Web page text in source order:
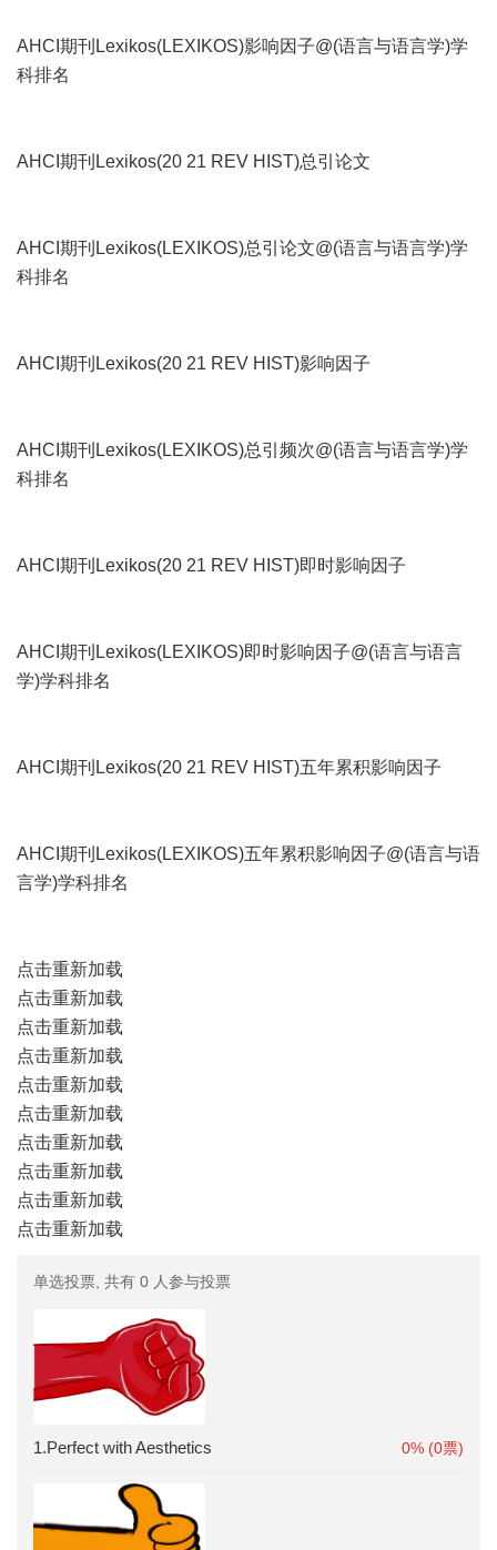
AHCI期刊Lexikos(LEXIKOS)影响因子@(语言与语言学)学
科排名
AHCI期刊Lexikos(20 21 REV HIST)总引论文
AHCI期刊Lexikos(LEXIKOS)总引论文@(语言与语言学)学
科排名
AHCI期刊Lexikos(20 21 REV HIST)影响因子
AHCI期刊Lexikos(LEXIKOS)总引频次@(语言与语言学)学
科排名
AHCI期刊Lexikos(20 21 REV HIST)即时影响因子
AHCI期刊Lexikos(LEXIKOS)即时影响因子@(语言与语言
学)学科排名
AHCI期刊Lexikos(20 21 REV HIST)五年累积影响因子
AHCI期刊Lexikos(LEXIKOS)五年累积影响因子@(语言与语
言学)学科排名
点击重新加载
点击重新加载
点击重新加载
点击重新加载
点击重新加载
点击重新加载
点击重新加载
点击重新加载
点击重新加载
点击重新加载
单选投票, 共有 0 人参与投票
1.Perfect with Aesthetics 0% (0票)